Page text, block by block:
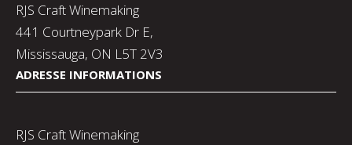
RJS Craft Winemaking
441 Courtneypark Dr E,
Mississauga, ON L5T 2V3
ADRESSE INFORMATIONS
RJS Craft Winemaking